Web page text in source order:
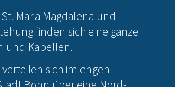
Maria Magdalena und
finden sich eine ganze
und Kapellen.
sich im engen